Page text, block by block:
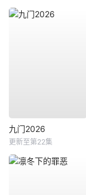
九门2026
更新至第22集